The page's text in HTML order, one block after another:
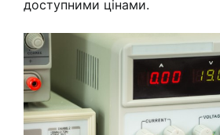
доступними цінами.